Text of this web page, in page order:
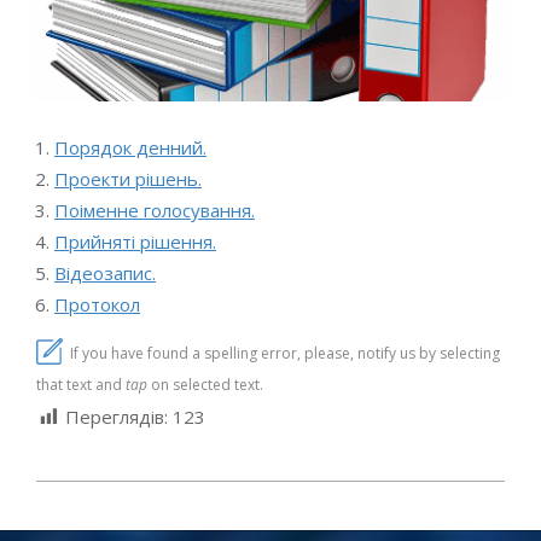
Порядок денний.
Проекти рішень.
Поіменне голосування.
Прийняті рішення.
Відеозапис.
Протокол
If you have found a spelling error, please, notify us by selecting
that text and tap on selected text.
Переглядів: 123
12-